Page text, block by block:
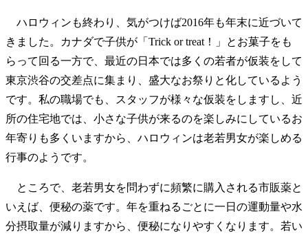
ハロウィンも終わり、気がつけば2016年も年末に近づいて
きました。カナダで子供が「Trick or treat！」とお菓子をも
らって回る一方で、最近の日本では多くの若者が仮装をして
東京渋谷の交差点に集まり、盛大なお祭りと化しているよう
です。私の職場でも、スタッフが様々な仮装をしますし、近
所の住宅地では、小さな子供が来るのを楽しみにしているお
年寄りも多くいますから、ハロウィンは老若男女が楽しめる
行事のようです。
ところで、老若男女を問わずに頻繁に購入される市販薬と
いえば、便秘の薬です。年を重ねるごとに一日の運動量や水
分摂取量が減りますから、便秘になりやすくなります。若い